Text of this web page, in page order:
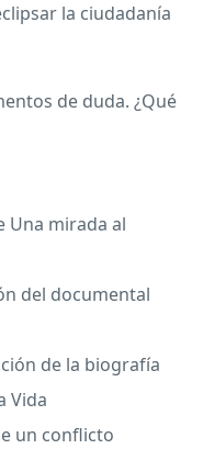
la ciudadanía
de duda. ¿Qué
Una mirada al
del documental
de la biografía
Vida
un conflicto